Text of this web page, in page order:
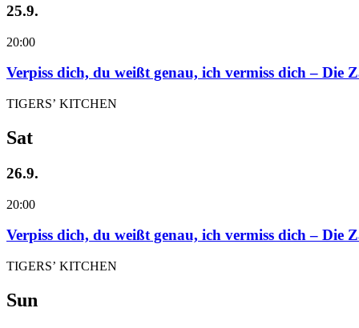
25.9.
20:00
Verpiss dich, du weißt genau, ich vermiss dich – Die
TIGERS’ KITCHEN
Sat
26.9.
20:00
Verpiss dich, du weißt genau, ich vermiss dich – Die
TIGERS’ KITCHEN
Sun